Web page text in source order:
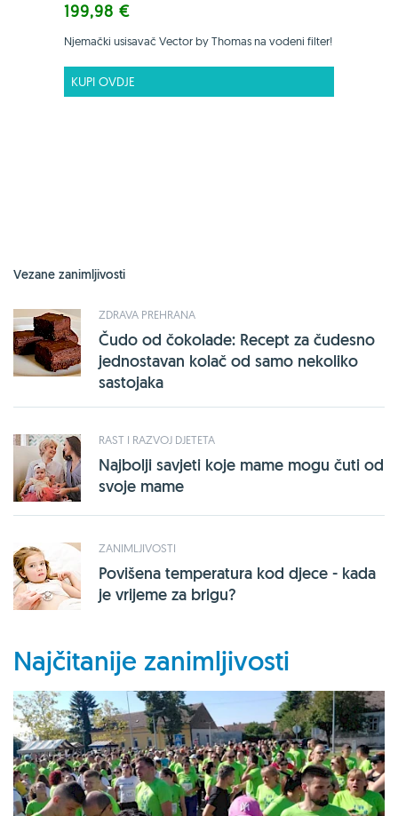
199,98 €
Njemački usisavač Vector by Thomas na vodeni filter!
KUPI OVDJE
Vezane zanimljivosti
ZDRAVA PREHRANA
Čudo od čokolade: Recept za čudesno
jednostavan kolač od samo nekoliko
sastojaka
RAST I RAZVOJ DJETETA
Najbolji savjeti koje mame mogu čuti od
svoje mame
ZANIMLJIVOSTI
Povišena temperatura kod djece - kada
je vrijeme za brigu?
Najčitanije zanimljivosti